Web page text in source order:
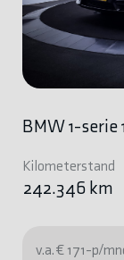
BMW 1-serie
Kilometerstand
242.346 km
v.a. € 171-p/